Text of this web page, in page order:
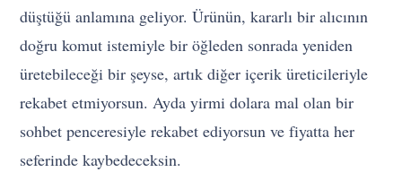
düştüğü anlamına geliyor. Ürünün, kararlı bir alıcının
doğru komut istemiyle bir öğleden sonrada yeniden
üretebileceği bir şeyse, artık diğer içerik üreticileriyle
rekabet etmiyorsun. Ayda yirmi dolara mal olan bir
sohbet penceresiyle rekabet ediyorsun ve fiyatta her
seferinde kaybedeceksin.